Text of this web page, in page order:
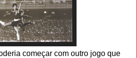
começar com outro jogo que